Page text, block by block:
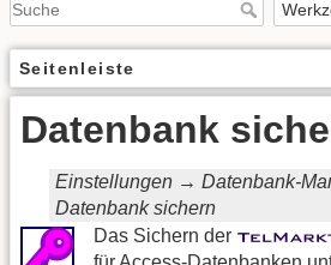
Seitenleiste
Datenbank
Einstellungen → Datenbank-
Datenbank sichern
Das Sichern der